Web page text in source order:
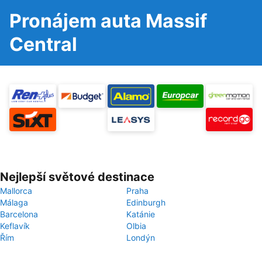
Pronájem auta Massif
Central
Nejlepší světové destinace
Mallorca
Praha
Málaga
Edinburgh
Barcelona
Katánie
Keflavík
Olbia
Řím
Londýn